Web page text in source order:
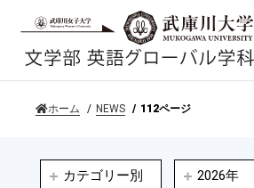
ホーム NEWS 112ページ
カテゴリー別 2026年